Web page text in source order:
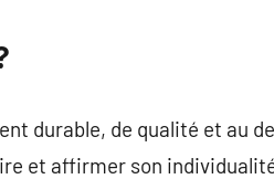
durable, de qualité et au
et affirmer son